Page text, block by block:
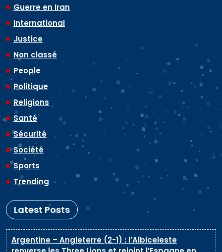
Guerre en Iran
International
Justice
Non classé
People
Politique
Religions
Santé
Sécurité
Société
Sports
Trending
Latest Posts
Argentine – Angleterre (2-1) : l’Albiceleste